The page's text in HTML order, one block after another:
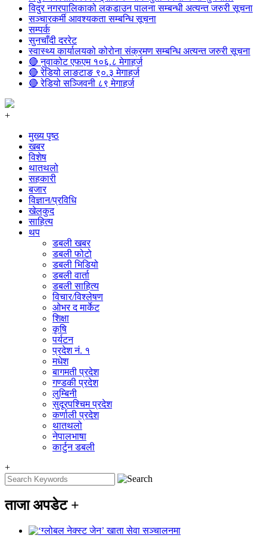
विदुर नगरपालिकाको लकडाउन पालना सम्बन्धी अत्यन्त जरुरी सूचना
सञ्चारकर्मी आवश्यकता सम्बन्धि सूचना
सम्पर्क
सुनचाँदी दररेट
स्वास्थ्य कार्यालयको कोरोना संक्रमण सम्बन्धि अत्यन्त जरुरी सूचना
🔴 नुवाकोट एफएम १०६.८ मेगाहर्ज
🔴 रेडियो लाङटाङ ९०.३ मेगाहर्ज
🔴 रेडियो सञ्जिवनी ८९ मेगाहर्ज
+
मुख्य पृष्ठ
खबर
विशेष
थातथलो
सहकारी
बजार
विज्ञान/प्रविधि
खेलकुद
साहित्य
थप
डबली खबर
डबली फोटो
डबली भिडियो
डबली वार्ता
डबली साहित्य
विचार/विश्‍लेषण
ओभर द मार्केट
शिक्षा
कृषि
पर्यटन
प्रदेश नं. १
मधेश
बागमती प्रदेश
गण्डकी प्रदेश
लुम्बिनी
सुदूरपश्चिम प्रदेश
कर्णाली प्रदेश
थातथलो
नेपालभाषा
कार्टुन डबली
+
ताजा अपडेट +